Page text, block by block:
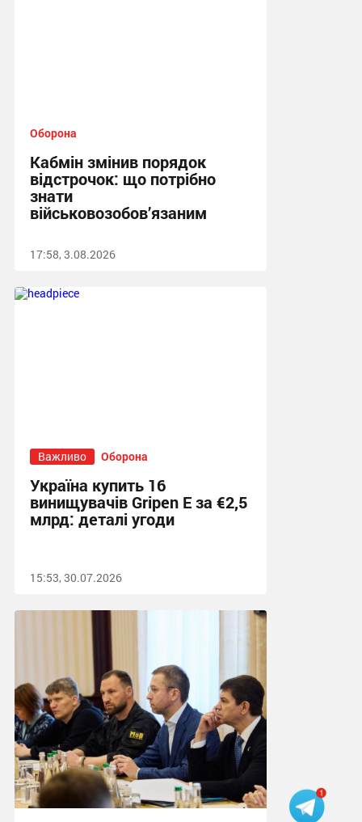
Оборона
Кабмін змінив порядок
відстрочок: що потрібно
знати
військовозобов’язаним
17:58, 3.08.2026
Важливо Оборона
Україна купить 16
винищувачів Gripen E за €2,5
млрд: деталі угоди
15:53, 30.07.2026